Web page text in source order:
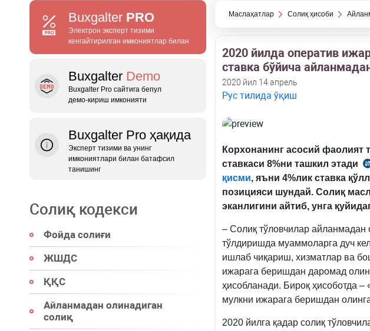
Buxgalter PRO
Электрон эксперт тизими
кенгайтирилган имкониятлар билан
Buxgalter Demo
Buxgalter Pro сайтига бепул
демо‑кириш имконияти
Buxgalter Pro ҳақида
Эксперт тизими ва унинг
имкониятлари билан батафсил
танишинг
Солиқ кодекси
Фойда солиғи
ЖШДС
ҚҚС
Айланмадан олинадиган
солиқ
Маслаҳатлар Солиқ ҳисоби
2020 йилда оператив
ставка бўйича
2020 йил 14 апрель
Рус тилида ўқиш
Корхонанинг асосий фаолият
ставкаси 8%ни ташкил этади
қисми, яъни 4%лик ставка
позицияси шундай. Солиқ
эканлигини айтиб, унга
– Солиқ тўловчилар айланмадан
тўлдиришда муаммоларга дуч
ишлаб чиқариш, хизматлар ва
ижарага беришдан даромад
ҳисобланади. Бироқ ҳисоботда
мулкни ижарага беришдан
2020 йилга қадар солиқ